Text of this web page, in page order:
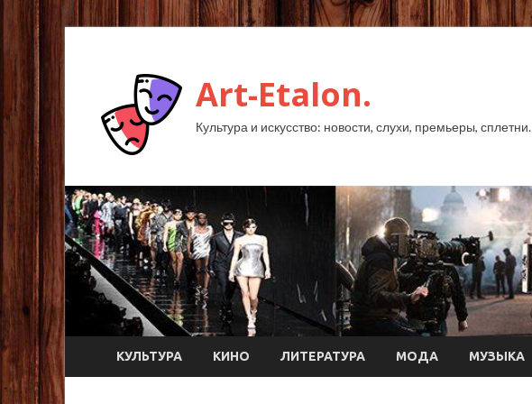
Art-Etalon.
Культура и искусство: новости, слухи, премьеры, сплетни.
КУЛЬТУРА КИНО ЛИТЕРАТУРА МОДА МУЗЫКА